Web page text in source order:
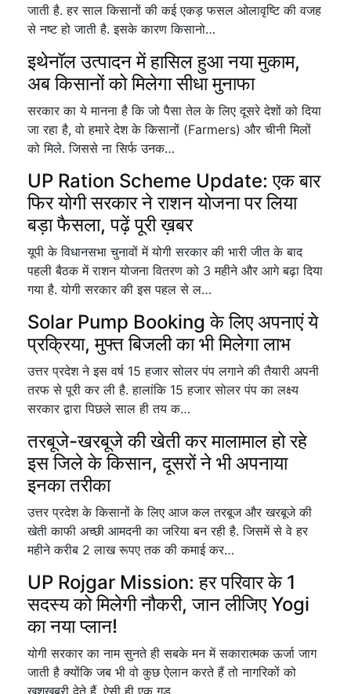
जाती है. हर साल किसानों की कई एकड़ फसल ओलावृष्टि की वजह
से नष्ट हो जाती है. इसके कारण किसानो…
इथेनॉल उत्पादन में हासिल हुआ नया मुकाम,
अब किसानों को मिलेगा सीधा मुनाफा
सरकार का ये मानना है कि जो पैसा तेल के लिए दूसरे देशों को दिया
जा रहा है, वो हमारे देश के किसानों (Farmers) और चीनी मिलों
को मिले. जिससे ना सिर्फ उनक…
UP Ration Scheme Update: एक बार
फिर योगी सरकार ने राशन योजना पर लिया
बड़ा फैसला, पढ़ें पूरी ख़बर
यूपी के विधानसभा चुनावों में योगी सरकार की भारी जीत के बाद
पहली बैठक में राशन योजना वितरण को 3 महीने और आगे बढ़ा दिया
गया है. योगी सरकार की इस पहल से ल…
Solar Pump Booking के लिए अपनाएं ये
प्रक्रिया, मुफ्त बिजली का भी मिलेगा लाभ
उत्तर प्रदेश ने इस वर्ष 15 हजार सोलर पंप लगाने की तैयारी अपनी
तरफ से पूरी कर ली है. हालांकि 15 हजार सोलर पंप का लक्ष्य
सरकार द्वारा पिछले साल ही तय क…
तरबूजे-खरबूजे की खेती कर मालामाल हो रहे
इस जिले के किसान, दूसरों ने भी अपनाया
इनका तरीका
उत्तर प्रदेश के किसानों के लिए आज कल तरबूज और खरबूजे की
खेती काफी अच्छी आमदनी का जरिया बन रही है. जिसमें से वे हर
महीने करीब 2 लाख रूपए तक की कमाई कर…
UP Rojgar Mission: हर परिवार के 1
सदस्य को मिलेगी नौकरी, जान लीजिए Yogi
का नया प्लान!
योगी सरकार का नाम सुनते ही सबके मन में सकारात्मक ऊर्जा जाग
जाती है क्योंकि जब भी वो कुछ ऐलान करते हैं तो नागरिकों को
खुशखबरी देते हैं. ऐसी ही एक गुड…